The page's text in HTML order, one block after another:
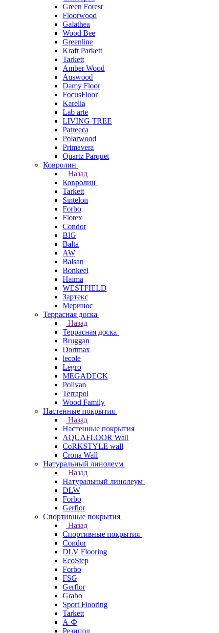
Green Forest
Floorwood
Galathea
Wood Bee
Greenline
Kraft Parkett
Tarkett
Amber Wood
Auswood
Damy Floor
FocusFloor
Karelia
Lab arte
LIVING TREE
Patreeca
Polarwood
Primavera
Quartz Parquet
Ковролин
Назад
Ковролин
Tarkett
Sintelon
Forbo
Flotex
Condor
BIG
Balta
AW
Balsan
Bonkeel
Haima
WESTFIELD
Зартекс
Меринос
Террасная доска
Назад
Террасная доска
Bruggan
Dortmax
lecole
Legro
MEGADECK
Polivan
Terrapol
Wood Family
Настенные покрытия
Назад
Настенные покрытия
AQUAFLOOR Wall
CoRKSTYLE wall
Crona Wall
Натуральный линолеум
Назад
Натуральный линолеум
DLW
Forbo
Gerflor
Спортивные покрытия
Назад
Спортивные покрытия
Condor
DLV Flooring
EcoStep
Forbo
FSG
Gerflor
Grabo
Sport Flooring
Tarkett
А-Ф
Резипол